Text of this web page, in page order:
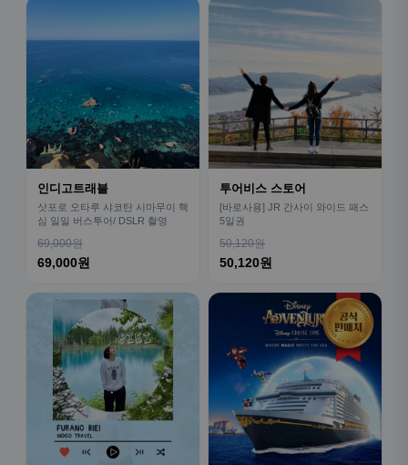
인디고트래블
삿포로 오타루 샤코탄 시마무이 핵
심 일일 버스투어/ DSLR 촬영
69,000원
69,000원
투어비스 스토어
[바로사용] JR 간사이 와이드 패스
5일권
50,120원
50,120원